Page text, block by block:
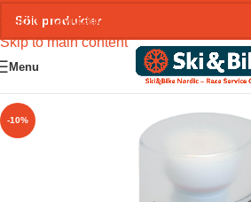
Skip to navigation
Skip to main content
Menu
-10%